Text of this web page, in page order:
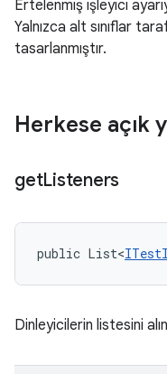
Ertelenmiş işleyici
Yalnızca alt sınıflar
tasarlanmıştır.
Herkese açık
getListeners
public List<
Dinleyicilerin listesini